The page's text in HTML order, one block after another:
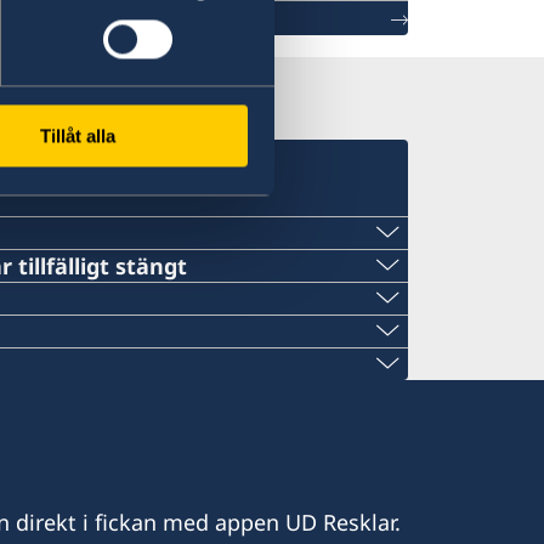
Tillåt alla
tillfälligt stängt
i fickan med appen UD Resklar.